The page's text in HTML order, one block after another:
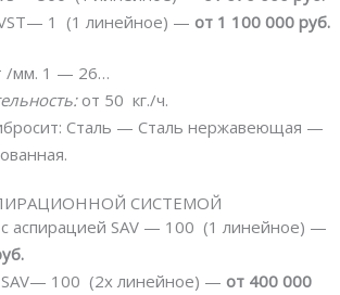
1 (1 линейное) — от 1 100 000 руб.
/мм. 1 — 26…
от 50 кг./ч.
Сталь — Сталь нержавеющая —
СИСТЕМОЙ
аспирацией SAV — 100 (1 линейное) —
100 (2х линейное) — от 400 000